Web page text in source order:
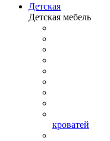
Детская
Детская мебель
кроватей